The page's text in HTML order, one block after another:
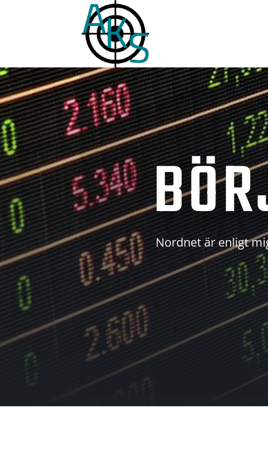
Nordnet är enligt